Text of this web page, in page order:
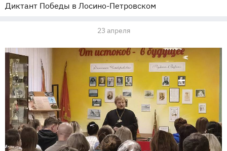
Диктант Победы в Лосино-Петровском
23 апреля